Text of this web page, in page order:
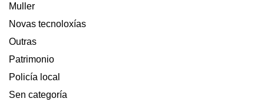
Muller
Novas tecnoloxías
Outras
Patrimonio
Policía local
Sen categoría